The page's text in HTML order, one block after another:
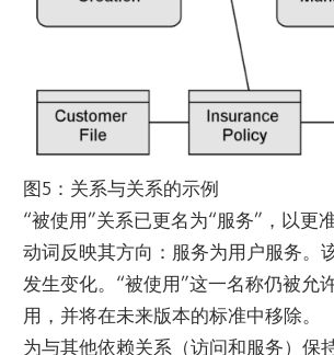
图5：关系与关系的示例
“被使用”关系已更名为“服务”，以更
动词反映其方向：服务为用户服务。
发生变化。“被使用”这一名称仍被允
用，并将在未来版本的标准中移除。
为与其他依赖关系（访问和服务）保